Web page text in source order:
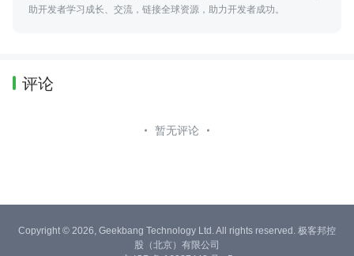
助开发者学习成长、交流，链接全球资源，助力开发者成功。
评论
暂无评论
Copyright © 2026, Geekbang Technology Ltd. All rights reserved. 极客邦控
股（北京）有限公司